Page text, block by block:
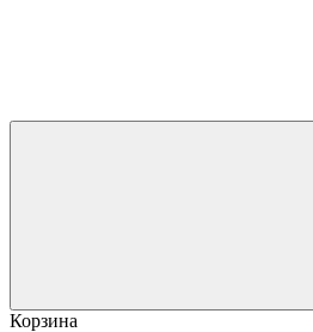
Корзина